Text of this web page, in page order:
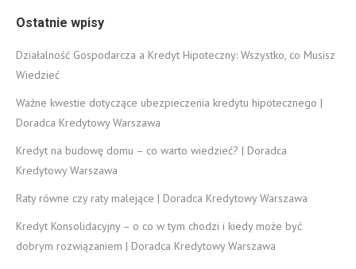
Ostatnie wpisy
Działalność Gospodarcza a Kredyt Hipoteczny: Wszystko, co Musisz
Wiedzieć
Ważne kwestie dotyczące ubezpieczenia kredytu hipotecznego |
Doradca Kredytowy Warszawa
Kredyt na budowę domu – co warto wiedzieć? | Doradca
Kredytowy Warszawa
Raty równe czy raty malejące | Doradca Kredytowy Warszawa
Kredyt Konsolidacyjny – o co w tym chodzi i kiedy może być
dobrym rozwiązaniem | Doradca Kredytowy Warszawa